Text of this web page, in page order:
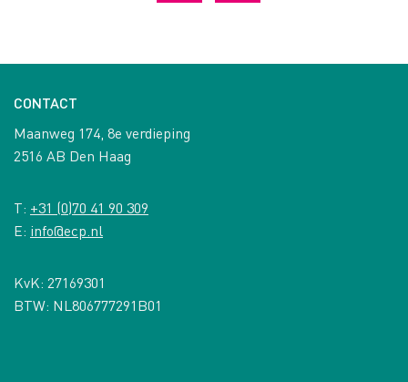
CONTACT
Maanweg 174, 8e verdieping
2516 AB Den Haag
T: +31 (0)70 41 90 309
E: info@ecp.nl
KvK: 27169301
BTW: NL806777291B01